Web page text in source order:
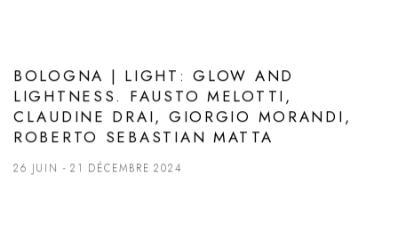
BOLOGNA | LIGHT: GLOW AND
LIGHTNESS. FAUSTO MELOTTI,
CLAUDINE DRAI, GIORGIO MORANDI,
ROBERTO SEBASTIAN MATTA
26 JUIN - 21 DÉCEMBRE 2024